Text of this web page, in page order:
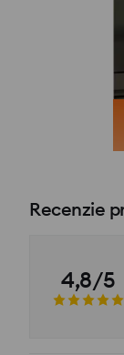
Recenzie
4,8/5